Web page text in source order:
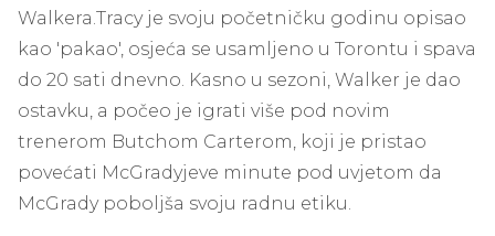
Walkera.Tracy je svoju početničku godinu opisao
kao 'pakao', osjeća se usamljeno u Torontu i spava
do 20 sati dnevno. Kasno u sezoni, Walker je dao
ostavku, a počeo je igrati više pod novim
trenerom Butchom Carterom, koji je pristao
povećati McGradyjeve minute pod uvjetom da
McGrady poboljša svoju radnu etiku.